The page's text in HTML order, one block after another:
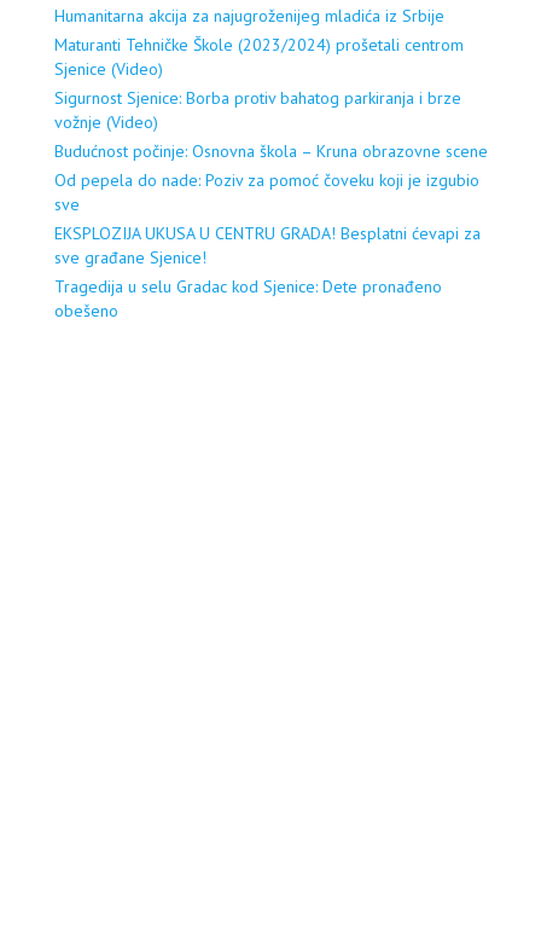
Humanitarna akcija za najugroženijeg mladića iz Srbije
Maturanti Tehničke Škole (2023/2024) prošetali centrom
Sjenice (Video)
Sigurnost Sjenice: Borba protiv bahatog parkiranja i brze
vožnje (Video)
Budućnost počinje: Osnovna škola – Kruna obrazovne scene
Od pepela do nade: Poziv za pomoć čoveku koji je izgubio
sve
EKSPLOZIJA UKUSA U CENTRU GRADA! Besplatni ćevapi za
sve građane Sjenice!
Tragedija u selu Gradac kod Sjenice: Dete pronađeno
obešeno